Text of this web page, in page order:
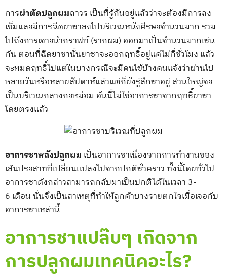
การผ่าตัดปลูกผมถาวร เป็นที่รู้กันอยู่แล้วว่าจะต้องมีการลง
เข็มและมีการฉีดยาชาลงไปบริเวณหนังศีรษะจำนวนมาก รวม
ไปถึงการเจาะนำกราฟท์ (รากผม) ออกมาเป็นจำนวนมากเช่น
กัน ตอนที่ฉีดยาชานั้นยาชาจะออกฤทธิ์อยู่แค่ไม่กี่ชั่วโมง แล้ว
จะหมดฤทธิ์ไปแต่ในบางกรณีจะมีคนไข้บ้างคนแจ้งว่าผ่านไป
หลายวันหรือหลายสัปดาห์แล้วแต่ก็ยังรู้สึกชาอยู่ ส่วนใหญ่จะ
เป็นบริเวณกลางกะหม่อม อันนี้ไม่ใช่อาการชาจากฤทธิ์ยาชา
โดยตรงแล้ว
อาการชาหลังปลูกผม เป็นอาการชาเนื่องจากการทำงานของ
เส้นประสาทที่เปลี่ยนแปลงไปจากปกติชั่วคราว ทั้งนี้โดยทั่วไป
อาการชาดังกล่าวสามารถกลับมาเป็นปกติได้ในเวลา 3-
6 เดือน นั่นจึงเป็นสาเหตุที่ทำให้ลูกค้าบางรายตกใจเมื่อเจอกับ
อาการชาเหล่านี้
อาการชาแปล๊บๆ เกิดจาก
การปลูกผมเทคนิคอะไร?